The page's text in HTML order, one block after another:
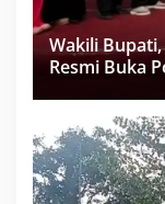
Wakili Bupati,
Resmi Buka